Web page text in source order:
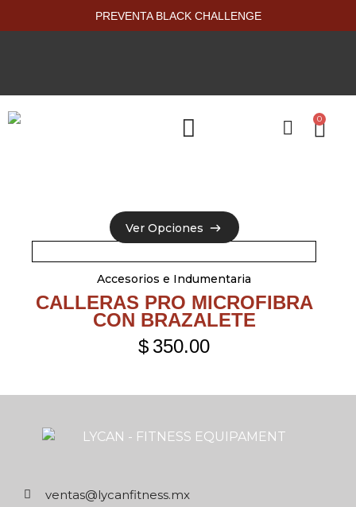
PREVENTA BLACK CHALLENGE
0
Ver Opciones
Ver Opciones
Accesorios e Indumentaria
CALLERAS PRO MICROFIBRA
CON BRAZALETE
$ 350.00
xm.ssentifnacyl@satnev